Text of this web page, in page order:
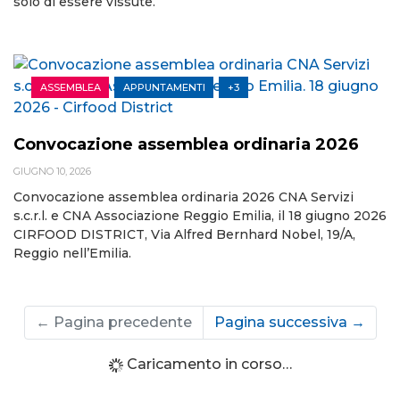
ASSEMBLEA APPUNTAMENTI +3
Convocazione assemblea ordinaria 2026
GIUGNO 10, 2026
Convocazione assemblea ordinaria 2026 CNA Servizi
s.c.r.l. e CNA Associazione Reggio Emilia, il 18 giugno 2026
CIRFOOD DISTRICT, Via Alfred Bernhard Nobel, 19/A,
Reggio nell’Emilia.
← Pagina precedente Pagina successiva →
Caricamento in corso…